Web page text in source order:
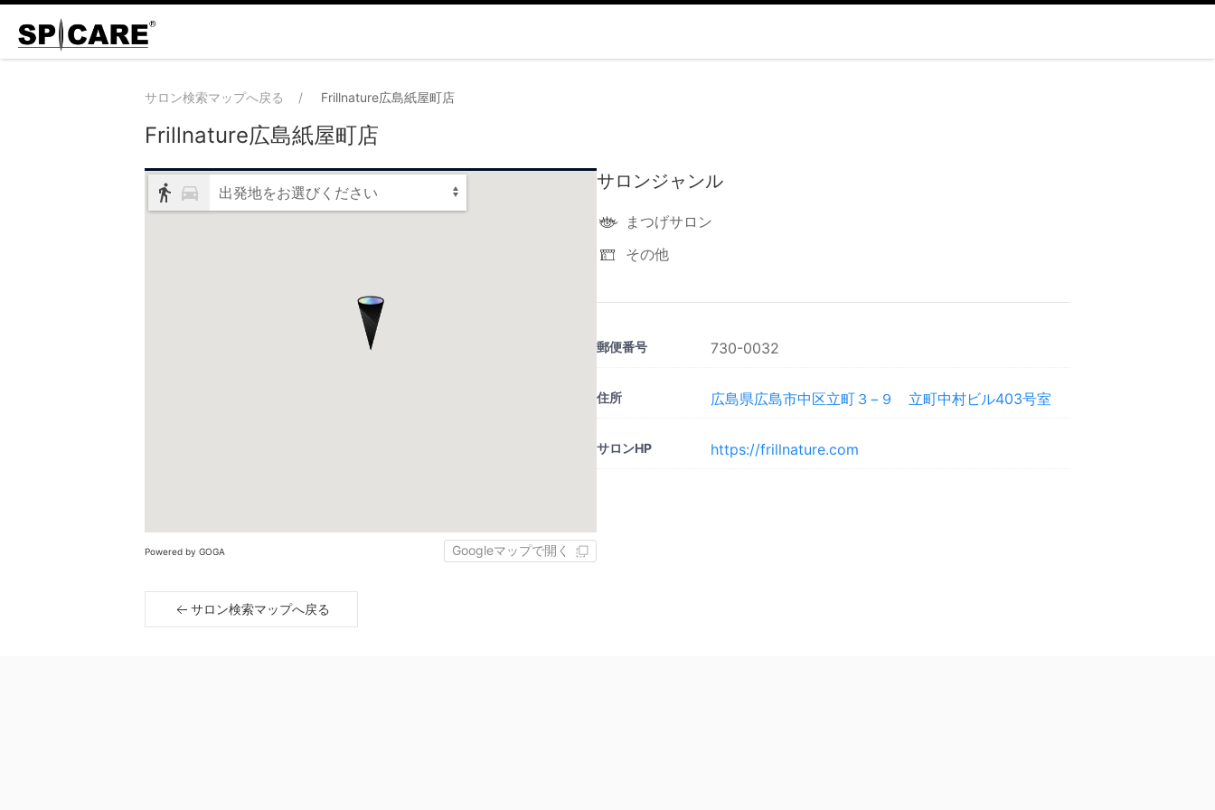
サロン検索マップへ戻る Frillnature広島紙屋町店
Frillnature広島紙屋町店
出発地をお選びください
Powered by GOGA Googleマップで開く
サロンジャンル
まつげサロン
その他
郵便番号 730-0032
住所 広島県広島市中区立町３−９ 立町中村ビル403号室
サロンHP https://frillnature.com
サロン検索マップへ戻る